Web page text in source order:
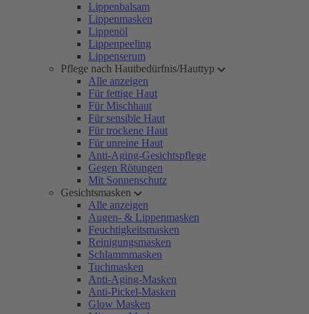
Lippenbalsam
Lippenmasken
Lippenöl
Lippenpeeling
Lippenserum
Pflege nach Hautbedürfnis/Hauttyp
Alle anzeigen
Für fettige Haut
Für Mischhaut
Für sensible Haut
Für trockene Haut
Für unreine Haut
Anti-Aging-Gesichtspflege
Gegen Rötungen
Mit Sonnenschutz
Gesichtsmasken
Alle anzeigen
Augen- & Lippenmasken
Feuchtigkeitsmasken
Reinigungsmasken
Schlammmasken
Tuchmasken
Anti-Aging-Masken
Anti-Pickel-Masken
Glow Masken